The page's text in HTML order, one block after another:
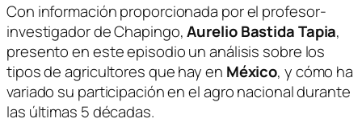
Con información proporcionada por el profesor-
investigador de Chapingo,Aurelio Bastida Tapia,
presento en este episodio un análisis sobre los
tipos de agricultores que hay en México, y cómo ha
variado su participación en el agro nacional durante
las últimas 5 décadas.